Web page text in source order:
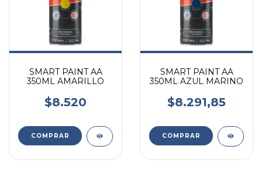
SMART PAINT AA
350ML AMARILLO
$8.520
SMART PAINT AA
350ML AZUL MARINO
$8.291,85